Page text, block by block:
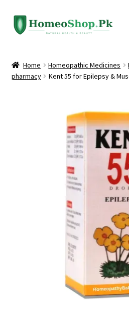
Skip
to
Skip
to
Shop All
Home Homeopathic Medicines
pharmacy
Kent 55 for Epilepsy &